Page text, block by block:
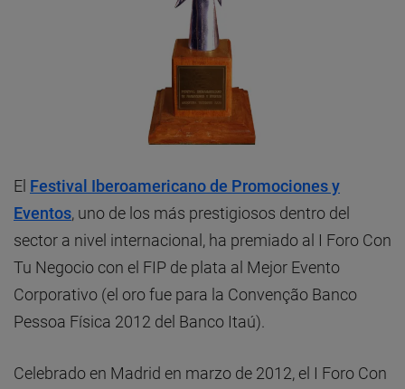
El Festival Iberoamericano de Promociones y
Eventos, uno de los más prestigiosos dentro del
sector a nivel internacional, ha premiado al I Foro Con
Tu Negocio con el FIP de plata al Mejor Evento
Corporativo (el oro fue para la Convenção Banco
Pessoa Física 2012 del Banco Itaú).
Celebrado en Madrid en marzo de 2012, el I Foro Con